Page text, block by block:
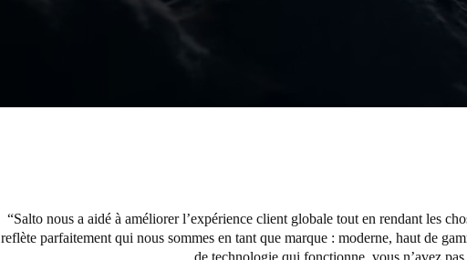
Salto nous a aidé à améliorer l’expérience client globale tout en rendant les
reflète parfaitement qui nous sommes en tant que marque : moderne, haut de
de technologie qui fonctionne, vous n’avez pas